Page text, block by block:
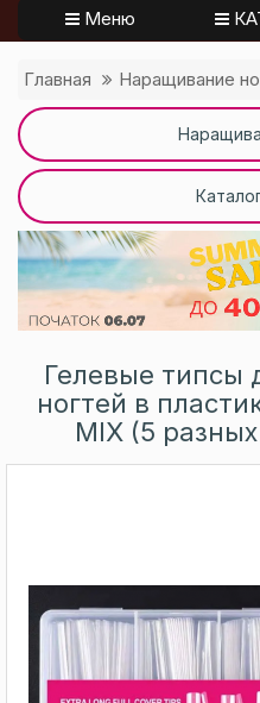
Меню
Главная Наращивание
Гелевые типсы
ногтей в
MIX (5